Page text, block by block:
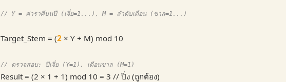
// Y = ค่าราศีบนปี (เจี่ย=1...), M = ลำดับเดือน (ขาล=1...)
Target_Stem = (2 × Y + M) mod 10
// ตรวจสอบ: ปีเจี่ย (Y=1), เดือนขาล (M=1)
Result = (2 × 1 + 1) mod 10 = 3 // ปิ่ง (ถูกต้อง)